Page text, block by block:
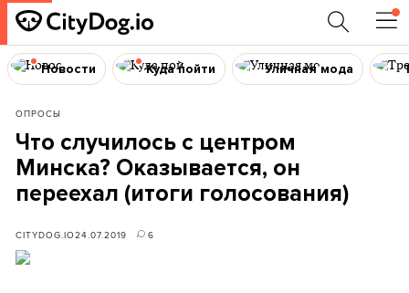
Новости Куда пойти Уличная мода
ОПРОСЫ
Что случилось с центром
Минска? Оказывается, он
переехал (итоги голосования)
CITYDOG.IO24.07.2019 6